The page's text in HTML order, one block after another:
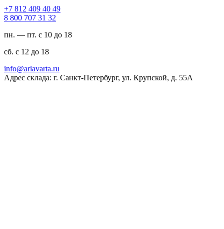
94 04 904 218 7+
23 13 707 008 8
пн. — пт. с 10 до 18
сб. с 12 до 18
ur.atravaira@ofni
Адрес склада: г. Санкт-Петербург, ул. Крупской, д. 55А